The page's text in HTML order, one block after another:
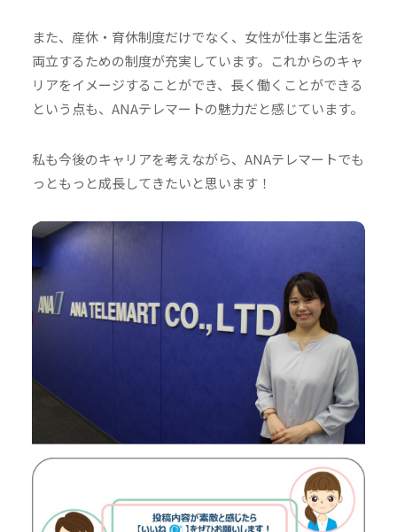
また、産休・育休制度だけでなく、女性が仕事と生活を
両立するための制度が充実しています。これからのキャ
リアをイメージすることができ、長く働くことができる
という点も、ANAテレマートの魅力だと感じています。
私も今後のキャリアを考えながら、ANAテレマートでも
っともっと成長してきたいと思います！